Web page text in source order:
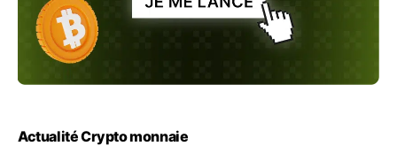
Actualité Crypto monnaie